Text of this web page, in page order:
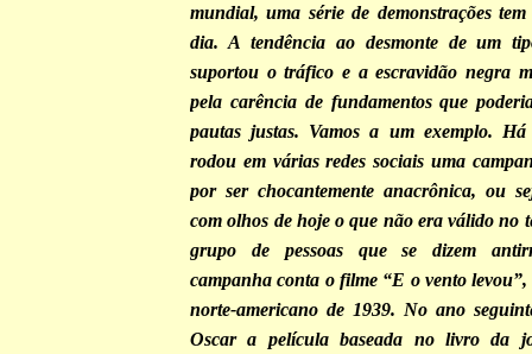
mundial, uma série de demonstrações
dia. A tendência ao desmonte de um
suportou o tráfico e a escravidão negra
pela carência de fundamentos que
pautas justas. Vamos a um exemplo. Há
rodou em várias redes sociais uma
por ser chocantemente anacrônica, ou
com olhos de hoje o que não era válido no
grupo de pessoas que se dizem
campanha conta o filme “E o vento levou”,
norte-americano de 1939. No ano
Oscar a película baseada no livro da